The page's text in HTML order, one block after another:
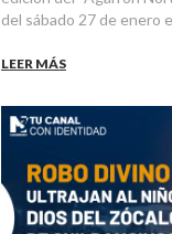
del sábado 27 de enero
LEER MÁS